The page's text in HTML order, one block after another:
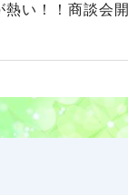
熱い！！商談会開